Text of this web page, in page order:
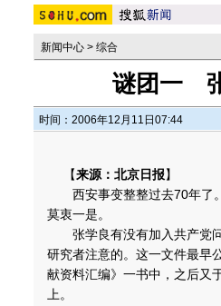
新闻中心 > 综合
谜团一
时间：2006年12月11日07:44
【来源：北京日报】
西安事变整整过去70年了。
莫衷一是。
张学良有没有加入共产党问
研究者注意的。这一文件最早
献资料汇编》一书中，之后又
上。